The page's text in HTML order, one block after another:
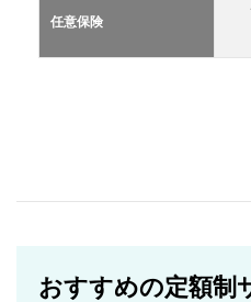
ー
任意保険
おすすめの定額制